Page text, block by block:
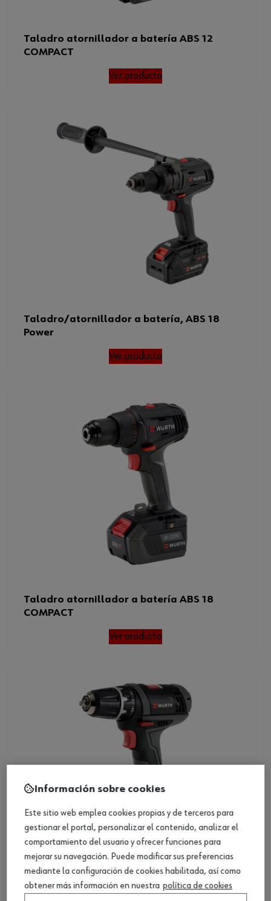
Taladro atornillador a batería ABS 12
COMPACT
Ver producto
Taladro/atornillador a batería, ABS 18
Power
Ver producto
Taladro atornillador a batería ABS 18
COMPACT
Ver producto
Taladro atornillador a batería BS 18-A
LIGHT
Información sobre cookies
Este sitio web emplea cookies propias y de terceros para
gestionar el portal, personalizar el contenido, analizar el
comportamiento del usuario y ofrecer funciones para
mejorar su navegación. Puede modificar sus preferencias
mediante la configuración de cookies habilitada, así como
obtener más información en nuestra política de cookies